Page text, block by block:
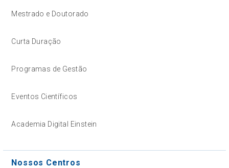
Mestrado e Doutorado
Curta Duração
Programas de Gestão
Eventos Científicos
Academia Digital Einstein
Nossos Centros